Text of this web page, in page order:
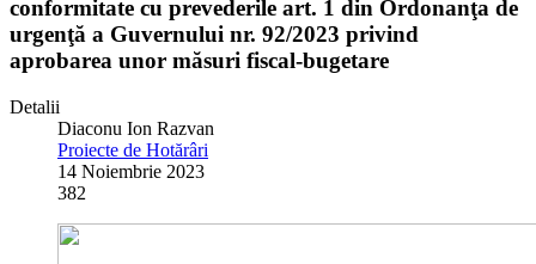
conformitate cu prevederile art. 1 din Ordonanţa de
urgenţă a Guvernului nr. 92/2023 privind
aprobarea unor măsuri fiscal-bugetare
Detalii
Diaconu Ion Razvan
Proiecte de Hotărâri
14 Noiembrie 2023
382